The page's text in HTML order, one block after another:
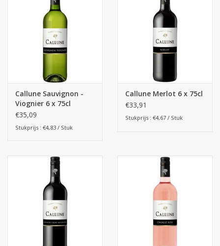
Callune Sauvignon -
Viognier 6 x 75cl
€35,09
Stukprijs : €4,83 / Stuk
Callune Merlot 6 x 75cl
€33,91
Stukprijs : €4,67 / Stuk